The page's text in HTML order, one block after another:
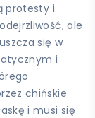
protesty i
ale
się w
i
chińskie
i musi się